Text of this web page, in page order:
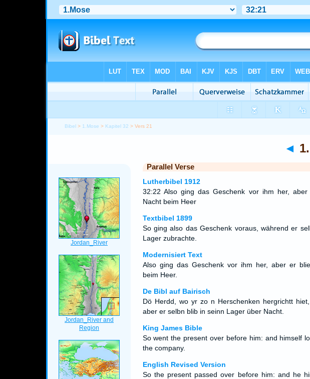
Bibel > 1.Mose > Kapitel 32 > Vers 21
◄
Parallel Verse
Lutherbibel 1912
32:22 Also ging das Geschenk vor ihm her,
Nacht beim Heer
Textbibel 1899
So ging also das Geschenk voraus, während er
Lager zubrachte.
Modernisiert Text
Also ging das Geschenk vor ihm her, aber er
beim Heer.
De Bibl auf Bairisch
Dö Herdd, wo yr zo n Herschenken hergrichtt
aber er selbn blib in seinn Lager über Nacht.
King James Bible
So went the present over before him: and himself
the company.
English Revised Version
So the present passed over before him: and he